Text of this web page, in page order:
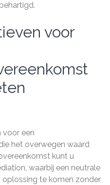
voor
voor een
het overwegen waard
kunt u
waarbij een neutrale
te komen zonder